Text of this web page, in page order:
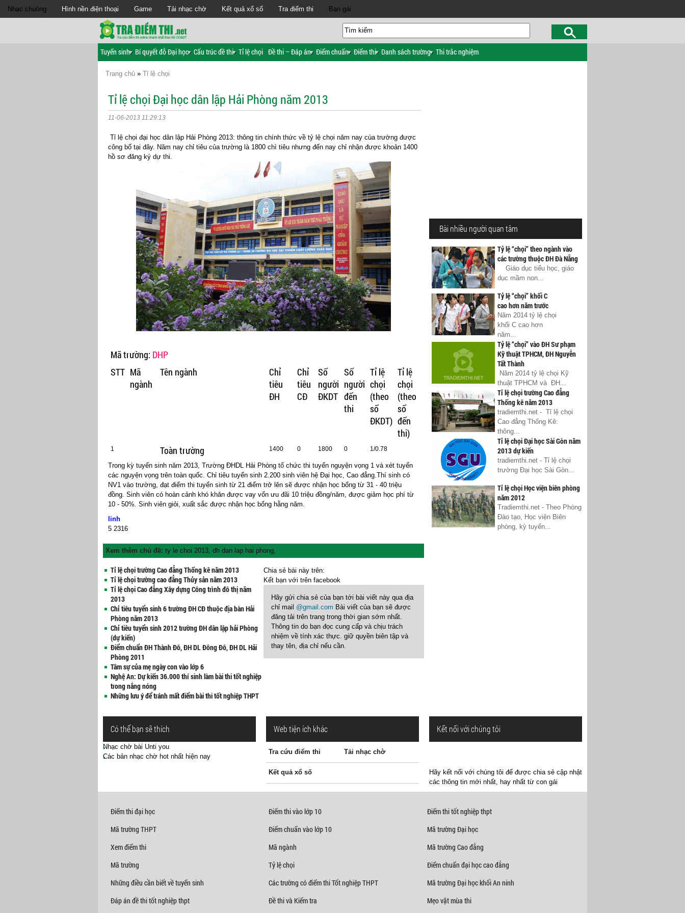
Nhạc chuông Hình nền điện thoại Game Tải nhạc chờ Kết quả xổ số Tra điểm thi Bạn gái
Tuyển sinh Bí quyết đỗ Đại học Cấu trúc đề thi Tỉ lệ chọi Đề thi – Đáp án Điểm chuẩn Điểm thi Danh sách trường Thi trắc nghiệm
Trang chủ » Tỉ lệ chọi
Tỉ lệ chọi Đại học dân lập Hải Phòng năm 2013
11-06-2013 11:29:13
Tỉ lệ chọi đại học dân lập Hải Phòng 2013: thông tin chính thức về tỷ lệ chọi năm nay cùa trường được
công bố tại đây. Năm nay chỉ tiêu của trường là 1800 chì tiêu nhưng đến nay chỉ nhận được khoản 1400
hồ sơ đăng ký dự thi.
Mã trường: DHP
STT Mã
ngành
Tên ngành
Chỉ
tiêu
ĐH
Chỉ
tiêu
CĐ
Số
người
ĐKDT
Số
người
đến
thi
Tỉ lệ
chọi
(theo
số
ĐKDT)
Tỉ lệ
chọi
(theo
số
đến
thi)
1 Toàn trường 1400 0 1800 0 1/0.78
Trong kỳ tuyển sinh năm 2013, Trường ĐHDL Hải Phòng tổ chức thi tuyển nguyện vọng 1 và xét tuyển
các nguyện vọng trên toàn quốc. Chỉ tiêu tuyển sinh 2.200 sinh viên hệ Đại học, Cao đẳng.Thí sinh có
NV1 vào trường, đạt điểm thi tuyển sinh từ 21 điểm trở lên sẽ được nhận học bổng từ 31 - 40 triệu
đồng. Sinh viên có hoàn cảnh khó khăn được vay vốn ưu đãi 10 triệu đồng/năm, được giảm học phí từ
10 - 50%. Sinh viên giỏi, xuất sắc được nhận học bổng hằng năm.
linh
5 2316
Xem thêm chủ đề: ty le choi 2013 dh dan lap hai phong
Tỉ lệ chọi trường Cao đẳng Thống kê năm 2013
Tỉ lệ chọi trường cao đẳng Thủy sản năm 2013
Tỉ lệ chọi Cao đẳng Xây dựng Công trình đô thị năm
2013
Chỉ tiêu tuyển sinh 6 trường ĐH CĐ thuộc địa bàn Hải
Phòng năm 2013
Chỉ tiêu tuyển sinh 2012 trường ĐH dân lập hải Phòng
(dự kiến)
Điểm chuẩn ĐH Thành Đô, ĐH DL Đông Đô, ĐH DL Hải
Phòng 2011
Tâm sự của mẹ ngày con vào lớp 6
Nghệ An: Dự kiến 36.000 thí sinh làm bài thi tốt nghiệp
trong nắng nóng
Những lưu ý để tránh mất điểm bài thi tốt nghiệp THPT
Chia sẻ bài này trên:
Kết bạn với trên facebook
Hãy gửi chia sẻ của bạn tới bài viết này qua địa
chỉ mail @gmail.com Bài viết của bạn sẽ được
đăng tải trên trang trong thời gian sớm nhất.
Thông tin do bạn đọc cung cấp và chịu trách
nhiệm về tính xác thực. giữ quyền biên tập và
thay tên, địa chỉ nếu cần.
Bài nhiều người quan tâm
Tỷ lệ “chọi” theo ngành vào
các trường thuộc ĐH Đà Nẵng
Giáo dục tiểu học, giáo
dục mầm non...
Tỷ lệ “chọi” khối C
cao hơn năm trước
Năm 2014 tỷ lệ chọi
khối C cao hơn
năm...
Tỷ lệ “chọi” vào ĐH Sư phạm
Kỹ thuật TPHCM, ĐH Nguyễn
Tất Thành
Năm 2014 tỷ lệ chọi Kỹ
thuật TPHCM và ĐH...
Tỉ lệ chọi trường Cao đẳng
Thống kê năm 2013
tradiemthi.net - Tỉ lệ chọi
Cao đẳng Thống Kê:
thông...
Tỉ lệ chọi Đại học Sài Gòn năm
2013 dự kiến
tradiemthi.net - Tỉ lệ chọi
trường Đại học Sài Gòn...
Tỉ lệ chọi Học viện biên phòng
năm 2012
Tradiemthi.net - Theo Phòng
Đào tạo, Học viện Biên
phòng, kỳ tuyển...
Có thể bạn sẽ thích
Nhạc chờ bài Unti you
Các bản nhạc chờ hot nhất hiện nay
Web tiện ích khác
Tra cứu điểm thi Tải nhạc chờ
Kết quả xổ số
Kết nối với chúng tôi
Hãy kết nối với chúng tôi để được chia sẻ cập nhật
các thông tin mới nhất, hay nhất từ con gái
Điểm thi đại học Điểm thi vào lớp 10
Điểm thi tốt nghiệp thpt
Mã trường THPT
Điểm chuẩn vào lớp 10
Mã trường Đại học
Xem điểm thi
Mã ngành
Mã trường Cao đẳng
Mã trường
Tỷ lệ chọi
Điểm chuẩn đại học cao đẳng
Những điều cần biết về tuyển sinh
Các trường có điểm thi Tốt nghiệp THPT
Mã trường Đại học khối An ninh
Đáp án đề thi tốt nghiệp thpt
Đề thi và Kiểm tra Mẹo vặt mùa thi